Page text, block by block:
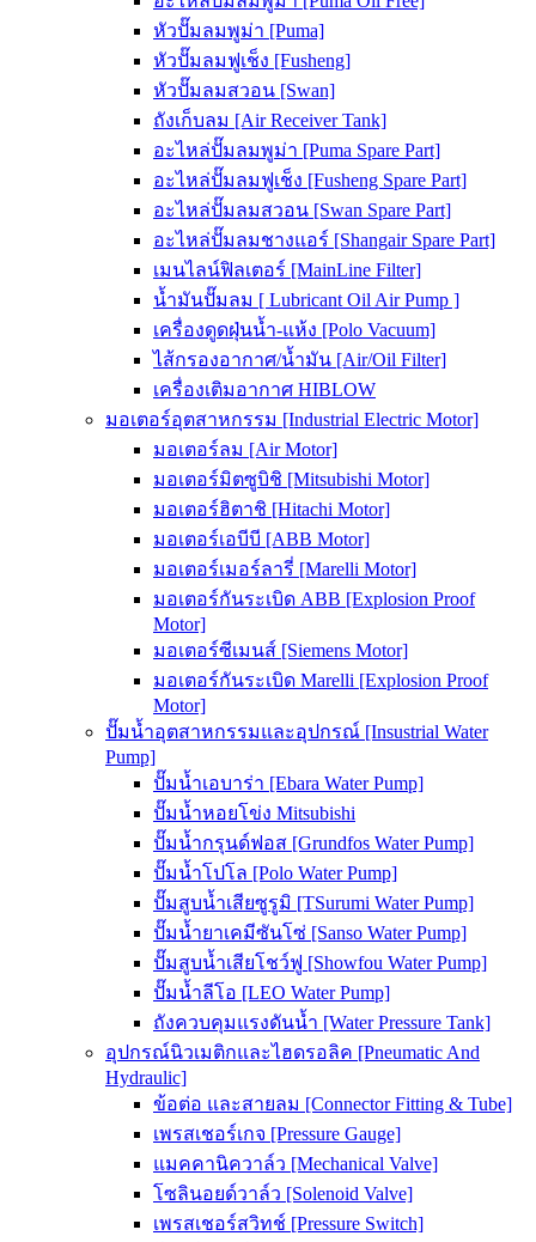
หัวปั๊มลมพูม่า [Puma]
หัวปั๊มลมฟูเช็ง [Fusheng]
หัวปั๊มลมสวอน [Swan]
ถังเก็บลม [Air Receiver Tank]
อะไหล่ปั๊มลมพูม่า [Puma Spare Part]
อะไหล่ปั๊มลมฟูเช็ง [Fusheng Spare Part]
อะไหล่ปั๊มลมสวอน [Swan Spare Part]
อะไหล่ปั๊มลมชางแอร์ [Shangair Spare Part]
เมนไลน์ฟิลเตอร์ [MainLine Filter]
น้ำมันปั๊มลม [ Lubricant Oil Air Pump ]
เครื่องดูดฝุ่นน้ำ-แห้ง [Polo Vacuum]
ไส้กรองอากาศ/น้ำมัน [Air/Oil Filter]
เครื่องเติมอากาศ HIBLOW
มอเตอร์อุตสาหกรรม [Industrial Electric Motor]
มอเตอร์ลม [Air Motor]
มอเตอร์มิตซูบิชิ [Mitsubishi Motor]
มอเตอร์ฮิตาชิ [Hitachi Motor]
มอเตอร์เอบีบี [ABB Motor]
มอเตอร์เมอร์ลารี่ [Marelli Motor]
มอเตอร์กันระเบิด ABB [Explosion Proof
Motor]
มอเตอร์ซีเมนส์ [Siemens Motor]
มอเตอร์กันระเบิด Marelli [Explosion Proof
Motor]
ปั๊มน้ำอุตสาหกรรมและอุปกรณ์ [Insustrial Water
Pump]
ปั๊มน้ำเอบาร่า [Ebara Water Pump]
ปั๊มน้ำหอยโข่ง Mitsubishi
ปั๊มน้ำกรุนด์ฟอส [Grundfos Water Pump]
ปั๊มน้ำโปโล [Polo Water Pump]
ปั๊มสูบน้ำเสียซูรูมิ [TSurumi Water Pump]
ปั๊มน้ำยาเคมีซันโซ่ [Sanso Water Pump]
ปั๊มสูบน้ำเสียโชว์ฟู [Showfou Water Pump]
ปั๊มน้ำลีโอ [LEO Water Pump]
ถังควบคุมแรงดันน้ำ [Water Pressure Tank]
อุปกรณ์นิวเมติกและไฮดรอลิค [Pneumatic And
Hydraulic]
ข้อต่อ และสายลม [Connector Fitting & Tube]
เพรสเชอร์เกจ [Pressure Gauge]
แมคคานิควาล์ว [Mechanical Valve]
โซลินอยด์วาล์ว [Solenoid Valve]
เพรสเชอร์สวิทช์ [Pressure Switch]